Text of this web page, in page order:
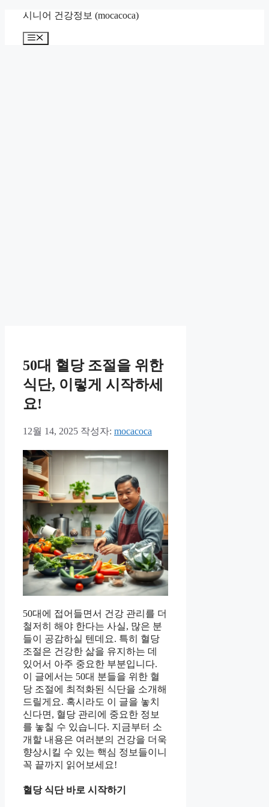
시니어 건강정보 (mocacoca)
메
50대 혈당 조절을 위한
식단, 이렇게 시작하세
요!
12월 14, 2025 작성자: mocacoca
50대에 접어들면서 건강 관리를 더
철저히 해야 한다는 사실, 많은 분
들이 공감하실 텐데요. 특히 혈당
조절은 건강한 삶을 유지하는 데
있어서 아주 중요한 부분입니다.
이 글에서는 50대 분들을 위한 혈
당 조절에 최적화된 식단을 소개해
드릴게요. 혹시라도 이 글을 놓치
신다면, 혈당 관리에 중요한 정보
를 놓칠 수 있습니다. 지금부터 소
개할 내용은 여러분의 건강을 더욱
향상시킬 수 있는 핵심 정보들이니
꼭 끝까지 읽어보세요!
혈당 식단 바로 시작하기